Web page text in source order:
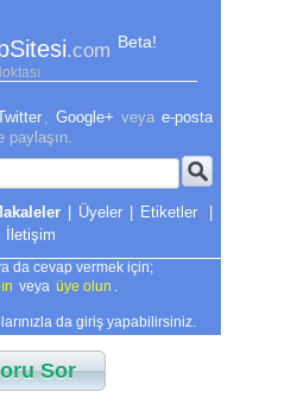
.com Beta!
Google+ veya e-posta
paylaşın.
| Üyeler | Etiketler
|
İletişim
da cevap vermek için;
veya üye olun
da giriş yapabilirsiniz.
Sor